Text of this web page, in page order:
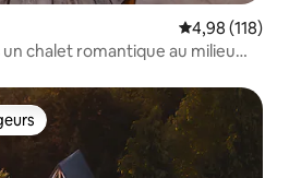
Évaluation
4,98 (118)
chalet romantique au milieu
les plus appréciés